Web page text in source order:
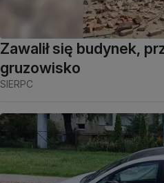
Zawalił się budynek,
gruzowisko
SIERPC